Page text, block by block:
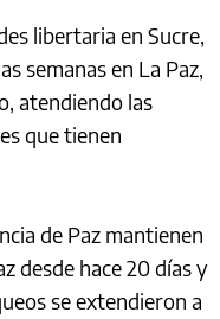
libertaria en Sucre,
semanas en La Paz,
atendiendo las
que tienen
de Paz mantienen
desde hace 20 días y
se extendieron a